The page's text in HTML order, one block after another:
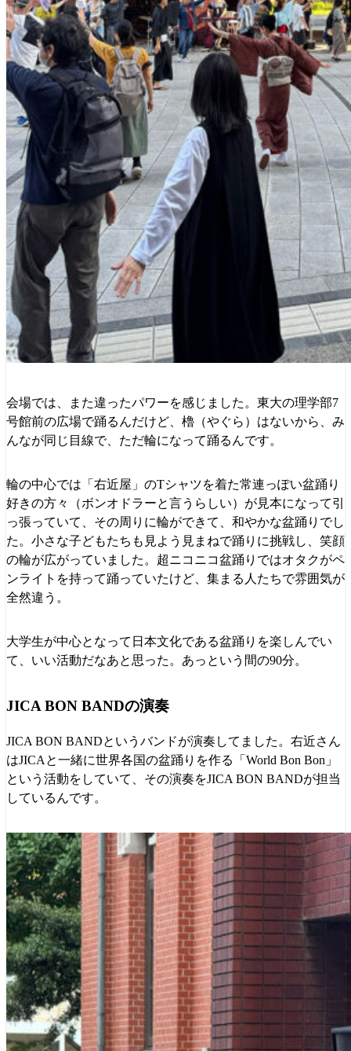
会場では、また違ったパワーを感じました。東大の理学部7
号館前の広場で踊るんだけど、櫓（やぐら）はないから、み
んなが同じ目線で、ただ輪になって踊るんです。
輪の中心では「右近屋」のTシャツを着た常連っぽい盆踊り
好きの方々（ボンオドラーと言うらしい）が見本になって引
っ張っていて、その周りに輪ができて、和やかな盆踊りでし
た。小さな子どもたちも見よう見まねで踊りに挑戦し、笑顔
の輪が広がっていました。超ニコニコ盆踊りではオタクがペ
ンライトを持って踊っていたけど、集まる人たちで雰囲気が
全然違う。
大学生が中心となって日本文化である盆踊りを楽しんでい
て、いい活動だなあと思った。あっという間の90分。
JICA BON BANDの演奏
JICA BON BANDというバンドが演奏してました。右近さん
はJICAと一緒に世界各国の盆踊りを作る「World Bon Bon」
という活動をしていて、その演奏をJICA BON BANDが担当
しているんです。